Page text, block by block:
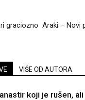
graciozno Araki – Novi
VIŠE OD AUTORA
koji je rušen,